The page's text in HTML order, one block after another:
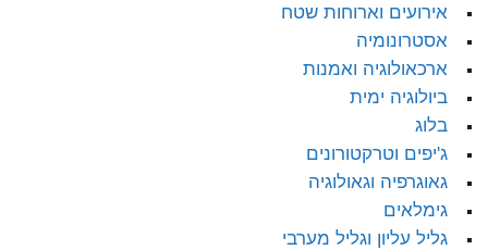
אירועים וארוחות שטח
אסטרונומיה
ארכאולוגיה ואמנות
ביולוגיה ימית
בלוג
ג'יפים וטרקטורונים
גאוגרפיה וגאולוגיה
גימלאים
גליל עליון וגליל מערבי